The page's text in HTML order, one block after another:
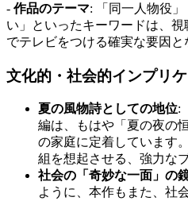
- 作品のテーマ: 「同一人物役
い」といったキーワードは、
でテレビをつける確実な要因と
文化的・社会的インプリ
夏の風物詩としての地位:
編は、もはや「夏の夜の
の家庭に定着しています
組を想起させる、強力な
社会の「奇妙な一面」の
ように、本作もまた、社